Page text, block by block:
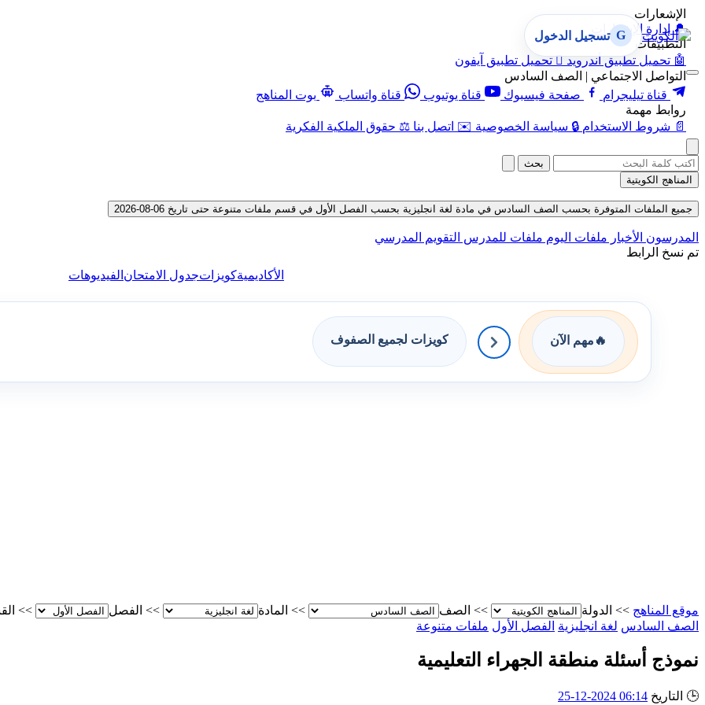
الإشعارات
🔔 إدارة الإشعارات
التطبيقات
🤖 تحميل تطبيق أندرويد  تحميل تطبيق آيفون
التواصل الاجتماعي | الصف السادس
قناة تيليجرام
صفحة فيسبوك قناة يوتيوب قناة واتساب
بوت المناهج
روابط مهمة
📄 شروط الاستخدام 🔒 سياسة الخصوصية ✉️ اتصل بنا ⚖️ حقوق الملكية الفكرية
G تسجيل الدخول
بحث
المناهج الكويتية
جميع الملفات المتوفرة بحسب الصف السادس في مادة لغة انجليزية بحسب الفصل الأول في قسم ملفات متنوعة حتى تاريخ 06-08-2026
المدرسون الأخبار ملفات اليوم ملفات للمدرس التقويم المدرسي
تم نسخ الرابط
الأكاديميةكويزاتجدول الامتحان الفيديوهات
🔥 مهم الآن كويزات لجميع الصفوف
موقع المناهج >> الدولة >> الصف >> المادة >> الفصل >>
الصف السادس لغة انجليزية الفصل الأول ملفات متنوعة
نموذج أسئلة منطقة الجهراء التعليمية
🕒 التاريخ 06:14 2024-12-25